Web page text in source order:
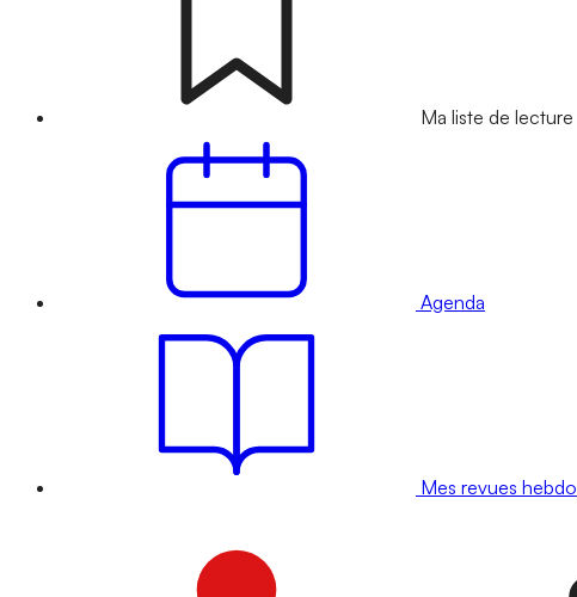
Ma liste de lecture
Agenda
Mes revues hebdo